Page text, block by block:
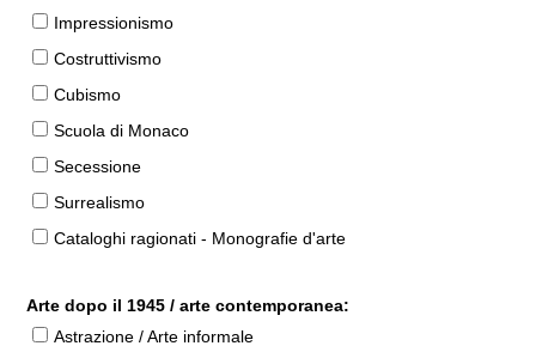
Impressionismo
Costruttivismo
Cubismo
Scuola di Monaco
Secessione
Surrealismo
Cataloghi ragionati - Monografie d'arte
Arte dopo il 1945 / arte contemporanea:
Astrazione / Arte informale